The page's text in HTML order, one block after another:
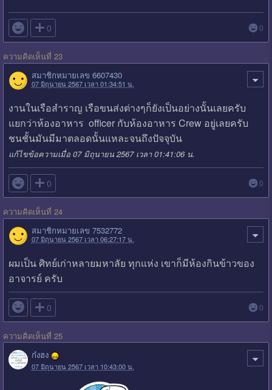
 0 0
ความคิดเห็นที่ 23
สมาชิกหมายเลข 6607430
07 มิถุนายน 2567 เวลา 01:34:51 น.
งานในเรือสำราญ เรือขนส่งต่างๆก็ยังเป็นอย่างนั้นเลยครับ
แยกว่าห้องอาหาร officer กับห้องอาหาร Crew อยู่เลยครับ
ชนชั้นมันมีมาตลอดนั้นแหละจนถึงปัจจุบัน
แก้ไขข้อความเมื่อ 07 มิถุนายน 2567 เวลา 01:41:06 น.
 0 0
ความคิดเห็นที่ 24
สมาชิกหมายเลข 7532772
07 มิถุนายน 2567 เวลา 06:27:17 น.
ผมเป็น ศิทย์เก่าหลายมหาลัย ทุกแห่ง เขาก็มีห้องกินข้าวของ
อาจารย์ ครับ
 0 0
ความคิดเห็นที่ 25
ก๋งฮง
07 มิถุนายน 2567 เวลา 10:43:00 น.